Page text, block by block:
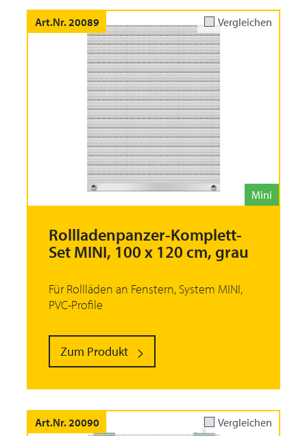
Art.Nr. 20089 Vergleichen
Mini
Rollladenpanzer-Komplett-
Set MINI, 100 x 120 cm, grau
Für Rollläden an Fenstern, System MINI,
PVC-Profile
Zum Produkt
Art.Nr. 20090 Vergleichen